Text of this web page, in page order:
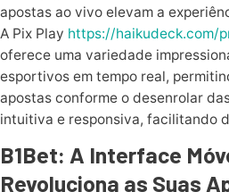
apostas ao vivo elevam a
A Pix Play https://haikudeck.com/
oferece uma variedade
esportivos em tempo real,
apostas conforme o desenrolar
intuitiva e responsiva, facilitando
B1Bet: A Interface
Revoluciona as Suas